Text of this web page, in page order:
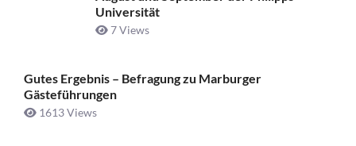
Universität
7 Views
Gutes Ergebnis – Befragung zu Marburger
Gästeführungen
1613 Views